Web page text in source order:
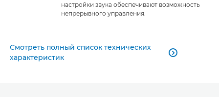
настройки звука обеспечивают возможность
непрерывного управления.
Смотреть полный список технических
характеристик
